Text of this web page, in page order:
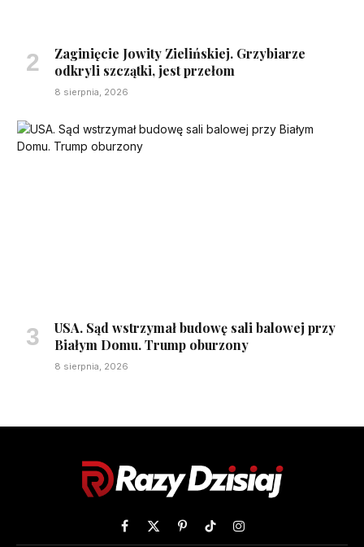
Zaginięcie Jowity Zielińskiej. Grzybiarze
odkryli szczątki, jest przełom
8 sierpnia, 2026
USA. Sąd wstrzymał budowę sali balowej przy
Białym Domu. Trump oburzony
8 sierpnia, 2026
Facebook
X
PinterestTikTokInstagram